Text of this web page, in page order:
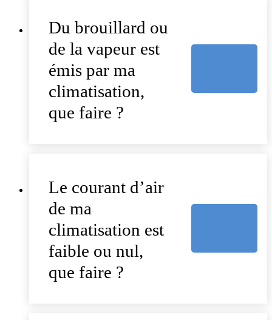
Du brouillard ou
de la vapeur est
émis par ma
climatisation,
que faire ?
Le courant d’air
de ma
climatisation est
faible ou nul,
que faire ?